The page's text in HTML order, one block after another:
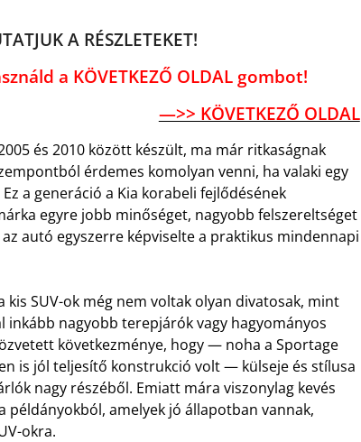
A RÉSZLETEKET!
a KÖVETKEZŐ OLDAL gombot!
—>> KÖVETKEZŐ OLDAL
és 2010 között készült, ma már ritkaságnak
érdemes komolyan venni, ha valaki egy
a generáció a Kia korabeli fejlődésének
egyre jobb minőséget, nagyobb felszereltséget
autó egyszerre képviselte a praktikus mindennapi
SUV-ok még nem voltak olyan divatosak, mint
inkább nagyobb terepjárók vagy hagyományos
következménye, hogy — noha a Sportage
is jól teljesítő konstrukció volt — külseje és stílusa
nagy részéből. Emiatt mára viszonylag kevés
amelyek jó állapotban vannak,
okra.